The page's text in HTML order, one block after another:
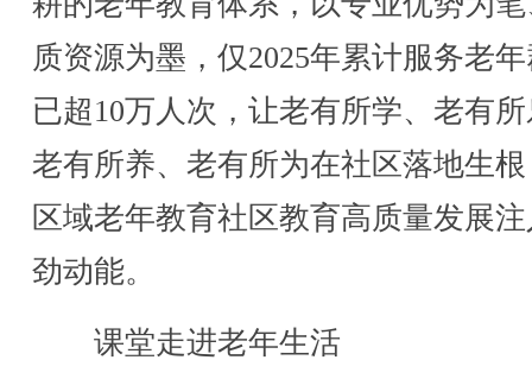
质资源为墨，仅2025年累计服务老
已超10万人次，让老有所学、老有
老有所养、老有所为在社区落地生
区域老年教育社区教育高质量发展
劲动能。
课堂走进老年生活